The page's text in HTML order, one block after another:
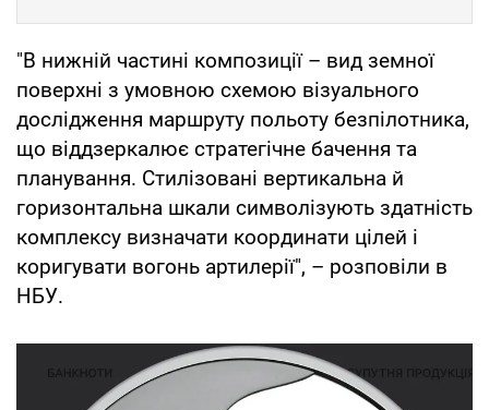
"В нижній частині композиції – вид земної
поверхні з умовною схемою візуального
дослідження маршруту польоту безпілотника,
що віддзеркалює стратегічне бачення та
планування. Стилізовані вертикальна й
горизонтальна шкали символізують здатність
комплексу визначати координати цілей і
коригувати вогонь артилерії", – розповіли в
НБУ.